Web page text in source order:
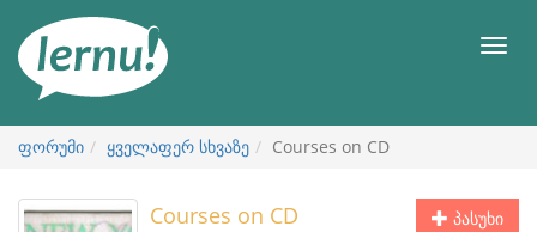
ნახვა
მენიუ
ფორუმი ყველაფერ სხვაზე Courses on CD
პასუხი
Courses on CD